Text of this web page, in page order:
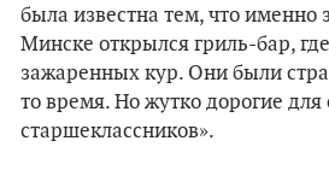
была известна тем, что именно
Минске открылся гриль-бар,
зажаренных кур. Они были
то время. Но жутко дорогие для
старшеклассников».